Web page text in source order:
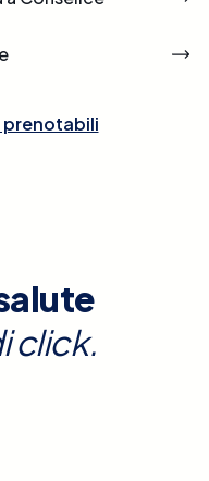
prenotabili
click.